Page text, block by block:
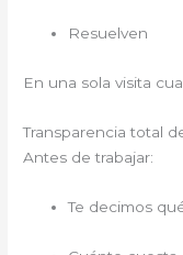
Resuelven
En una sola visita
Transparencia total
Antes de trabajar:
Te decimos